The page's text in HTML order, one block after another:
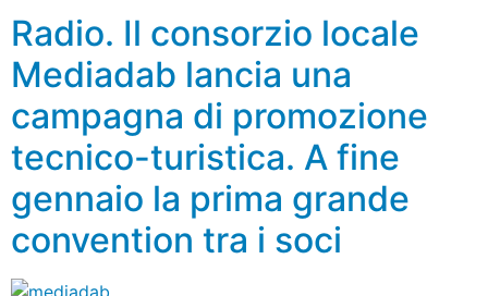
Radio. Il consorzio locale
Mediadab lancia una
campagna di promozione
tecnico-turistica. A fine
gennaio la prima grande
convention tra i soci